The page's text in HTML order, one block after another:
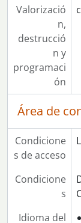
Valorizació
n,
destrucció
n y
programaci
ón
Área de
Condicione
s de acceso
Condicione
s
Idioma del